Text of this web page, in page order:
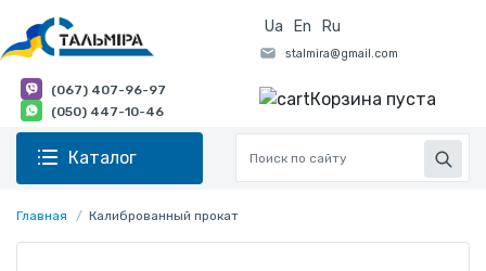
Ua En Ru
(067) 407-96-97
(050) 447-10-46
Корзина пуста
Каталог
Главная Калиброванный прокат